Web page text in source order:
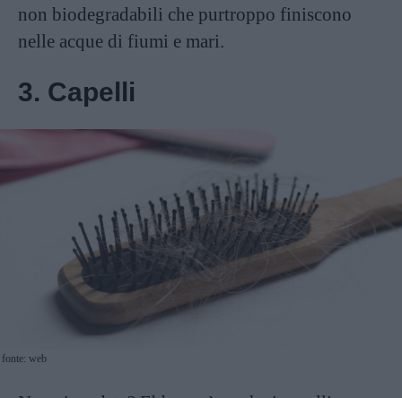
non biodegradabili che purtroppo finiscono
nelle acque di fiumi e mari.
3. Capelli
fonte: web